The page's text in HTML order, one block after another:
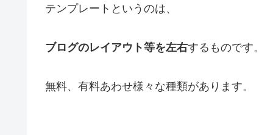
テンプレートというのは、
ブログのレイアウト等を左右するものです。
無料、有料あわせ様々な種類があります。